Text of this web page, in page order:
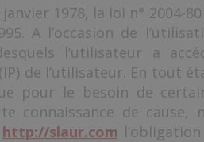
1978, la loi n° 2004-
A l’occasion de
l’utilisateur a
de l’utilisateur. En tout
pour le besoin de
connaissance de cause,
http://slaur.com